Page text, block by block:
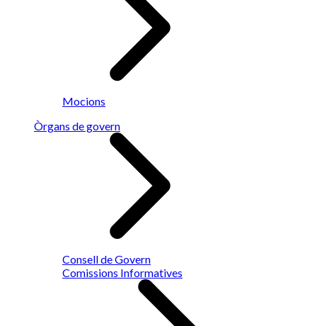
Mocions
Òrgans de govern
Consell de Govern
Comissions Informatives